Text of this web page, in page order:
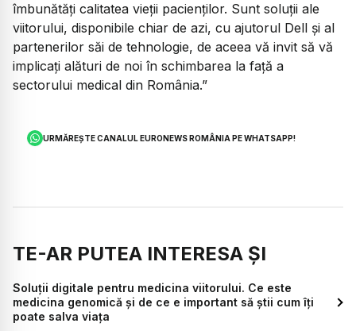
îmbunătăți calitatea vieții pacienților. Sunt soluții ale
viitorului, disponibile chiar de azi, cu ajutorul Dell și al
partenerilor săi de tehnologie, de aceea vă invit să vă
implicați alături de noi în schimbarea la față a
sectorului medical din România.”
URMĂREȘTE CANALUL EURONEWS ROMÂNIA PE WHATSAPP!
TE-AR PUTEA INTERESA ȘI
Soluții digitale pentru medicina viitorului. Ce este
medicina genomică și de ce e important să știi cum îți
poate salva viața